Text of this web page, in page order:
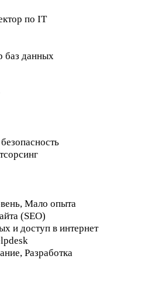
по IT
баз данных
Мало опыта
(SEO)
и доступ в интернет
Разработка